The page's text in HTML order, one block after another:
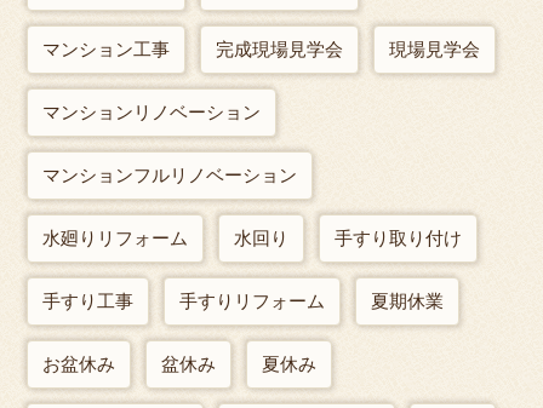
マンション工事 完成現場見学会 現場見学会
マンションリノベーション
マンションフルリノベーション
水廻りリフォーム 水回り 手すり取り付け
手すり工事 手すりリフォーム 夏期休業
お盆休み 盆休み 夏休み